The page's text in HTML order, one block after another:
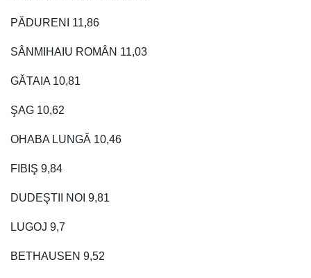
PĂDURENI 11,86
SÂNMIHAIU ROMÂN 11,03
GĂTAIA 10,81
ŞAG 10,62
OHABA LUNGĂ 10,46
FIBIŞ 9,84
DUDEŞTII NOI 9,81
LUGOJ 9,7
BETHAUSEN 9,52